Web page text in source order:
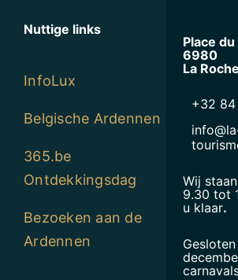
Nuttige links
InfoLux
Belgische Ardennen
365.be
Ontdekkingsdag
Bezoeken aan de
Ardennen
Place
6980
La
+32
Wij staan
9.30 tot
u klaar.